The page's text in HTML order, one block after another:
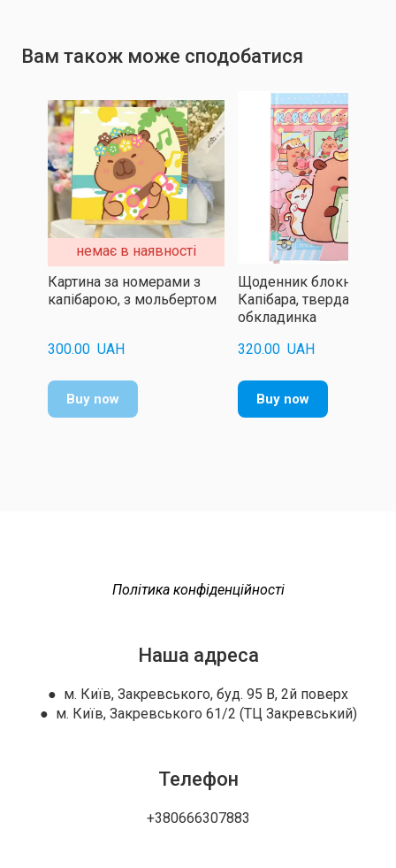
Вам також може сподобатися
немає в наявності
Картина за номерами з
капібарою, з мольбертом
300.00  UAH
Buy now
Щоденник блокнот
Капібара, тверда
обкладинка
320.00  UAH
Buy now
Політика конфіденційності
Наша адреса
● м. Київ, Закревського, буд. 95 В, 2й поверх
● м. Київ, Закревського 61/2 (ТЦ Закревський)
Телефон
+380666307883